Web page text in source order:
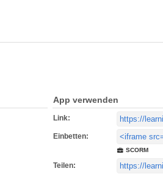
App verwenden
Link:
Einbetten:
SCORM
Teilen: